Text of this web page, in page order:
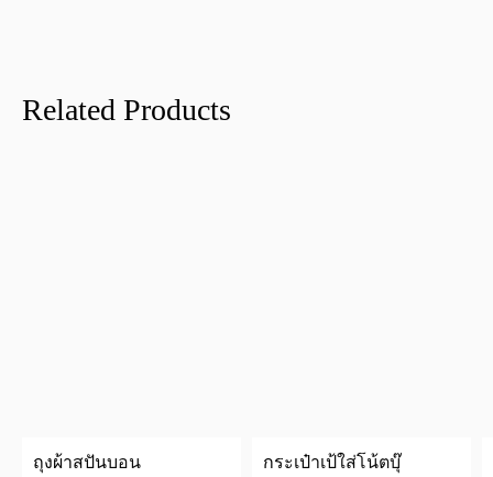
Related Products
ถุงผ้าสปันบอนด์ กระเป๋าเป้ใส่โน้ตบุ๊ค